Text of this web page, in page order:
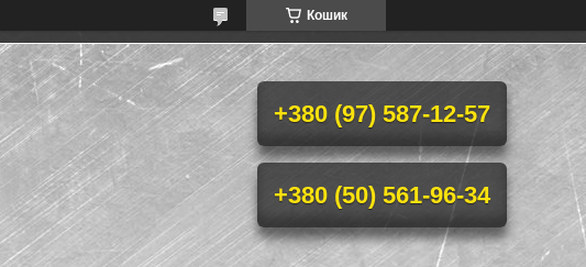
Кошик
+380 (97) 587-12-57
+380 (50) 561-96-34